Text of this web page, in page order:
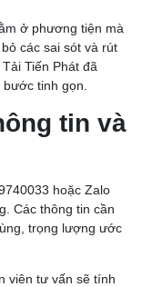
ở phương tiện mà
các sai sót và rút
Tiến Phát đã
tinh gọn.
tin và
hoặc Zalo
Các thông tin cần
trọng lượng ước
viên tư vấn sẽ tính